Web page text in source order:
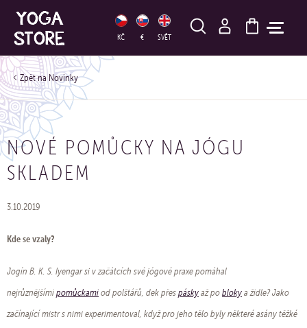
KČ € SVĚT
HLEDAT
Novinky
NOVÉ POMŮCKY NA JÓGU
SKLADEM
3.10.2019
Kde se vzaly?
Jogín B. K. S. Iyengar si v začátcích své jógové praxe pomáhal
nejrůznějšímipomůckamiod polštářů, dek přespáskyaž poblokya židle? Jako
začínající mistr s nimi experimentoval, když pro jeho tělo byly některé asány těžké